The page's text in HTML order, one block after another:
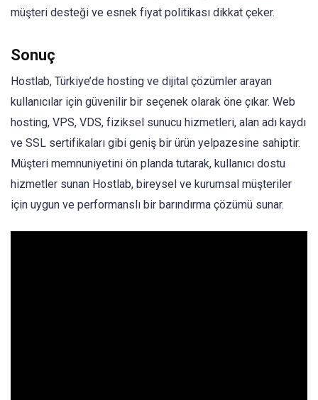
müşteri desteği ve esnek fiyat politikası dikkat çeker.
Sonuç
Hostlab, Türkiye’de hosting ve dijital çözümler arayan
kullanıcılar için güvenilir bir seçenek olarak öne çıkar. Web
hosting, VPS, VDS, fiziksel sunucu hizmetleri, alan adı kaydı
ve SSL sertifikaları gibi geniş bir ürün yelpazesine sahiptir.
Müşteri memnuniyetini ön planda tutarak, kullanıcı dostu
hizmetler sunan Hostlab, bireysel ve kurumsal müşteriler
için uygun ve performanslı bir barındırma çözümü sunar.